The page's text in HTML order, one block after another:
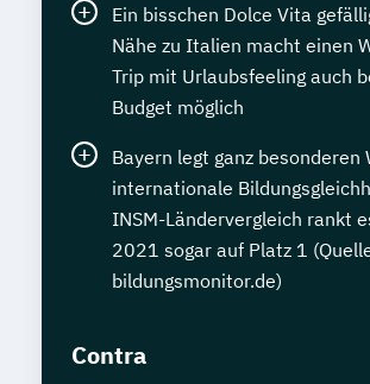
Ein bisschen Dolce Vita
Nähe zu Italien macht einen
Trip mit Urlaubsfeeling auch
Budget möglich
Bayern legt ganz besonderen
internationale
INSM-Ländervergleich rankt
2021 sogar auf Platz 1
bildungsmonitor.de)
Contra